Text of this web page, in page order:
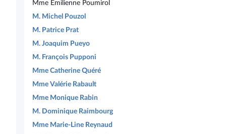
Mme Émilienne Poumirol
M. Michel Pouzol
M. Patrice Prat
M. Joaquim Pueyo
M. François Pupponi
Mme Catherine Quéré
Mme Valérie Rabault
Mme Monique Rabin
M. Dominique Raimbourg
Mme Marie-Line Reynaud